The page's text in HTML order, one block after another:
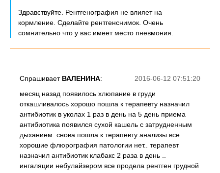
Здравствуйте. Рентгенография не влияет на
кормление. Сделайте рентгенснимок. Очень
сомнительно что у вас имеет место пневмония.
2016-06-12 07:51:20
Спрашивает ВАЛЕНИНА:
месяц назад появилось хлюпание в груди
откашливалось хорошо пошла к терапевту назначил
антибиотик в уколах 1 раз в день на 5 день приема
антибиотика появился сухой кашель с затрудненным
дыханием. снова пошла к терапевту анализы все
хорошие флюрография патологии нет.. терапевт
назначил антибиотик клабакс 2 раза в день ..
ингаляции небулайзером все продела рентген грудной